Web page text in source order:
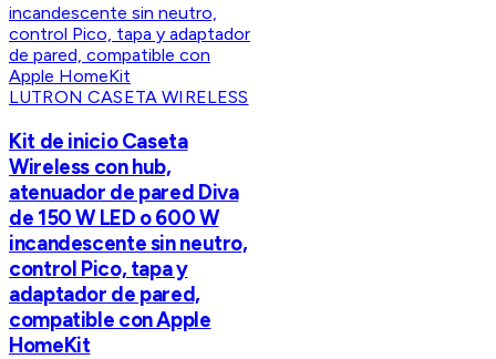
LUTRON CASETA WIRELESS
Kit de inicio Caseta
Wireless con hub,
atenuador de pared Diva
de 150 W LED o 600 W
incandescente sin neutro,
control Pico, tapa y
adaptador de pared,
compatible con Apple
HomeKit